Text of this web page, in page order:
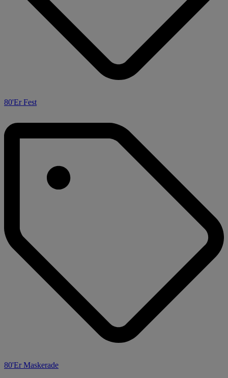
80'Er Fest
80'Er Maskerade